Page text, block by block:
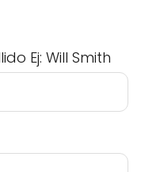
Ej: Will Smith